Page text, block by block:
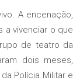
A encenação,
a vivenciar o que
de teatro da
dois meses,
Polícia Militar e